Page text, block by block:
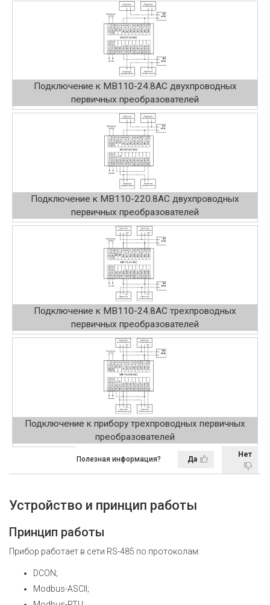
Подключение к МВ110-24.8АС двухпроводных
первичных преобразователей
Подключение к МВ110-220.8АС двухпроводных
первичных преобразователей
Подключение к МВ110-24.8АС трехпроводных
первичных преобразователей
Подключение к прибору трехпроводных первичных
преобразователей
Полезная информация? Да
Нет
Устройство и принцип работы
Принцип работы
Прибор работает в сети RS-485 по протоколам:
DCON;
Modbus-ASCII;